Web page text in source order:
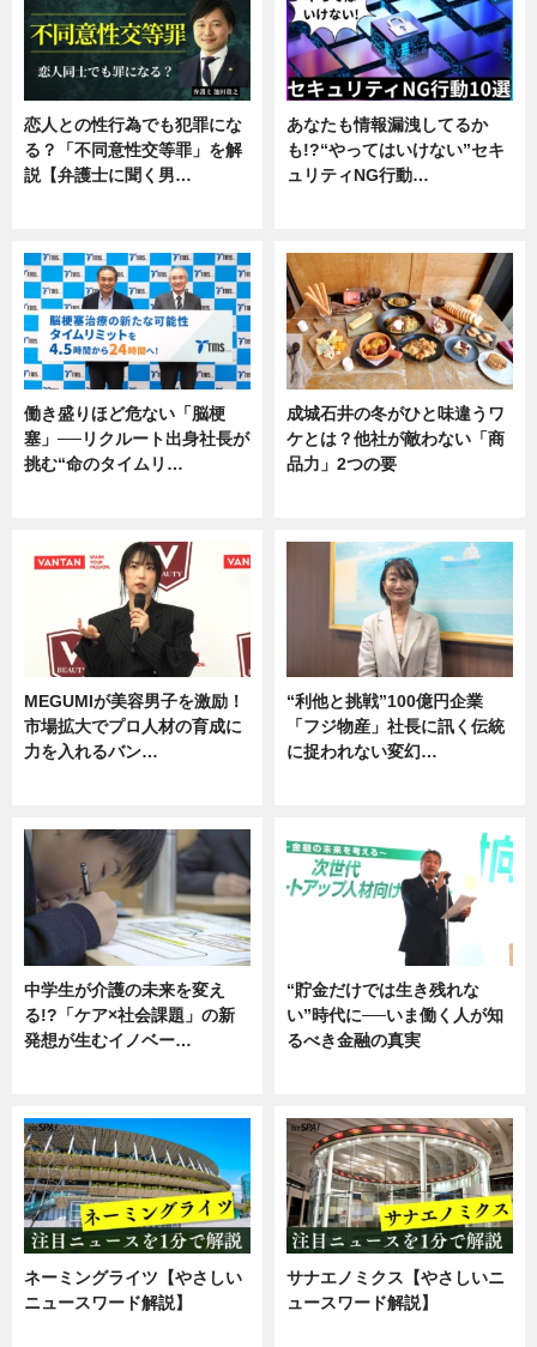
恋人との性行為でも犯罪にな
る？「不同意性交等罪」を解
説【弁護士に聞く男…
あなたも情報漏洩してるか
も!?“やってはいけない”セキ
ュリティNG行動…
働き盛りほど危ない「脳梗
塞」──リクルート出身社長が
挑む“命のタイムリ…
成城石井の冬がひと味違うワ
ケとは？他社が敵わない「商
品力」2つの要
MEGUMIが美容男子を激励！
市場拡大でプロ人材の育成に
力を入れるバン…
“利他と挑戦”100億円企業
「フジ物産」社長に訊く伝統
に捉われない変幻…
中学生が介護の未来を変え
る!?「ケア×社会課題」の新
発想が生むイノベー…
“貯金だけでは生き残れな
い”時代に──いま働く人が知
るべき金融の真実
ネーミングライツ【やさしい
ニュースワード解説】
サナエノミクス【やさしいニ
ュースワード解説】